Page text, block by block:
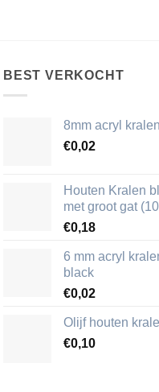
BEST VERKOCHT
8mm acryl
€0,02
Houten Kralen
met groot gat
€0,18
6 mm acryl
black
€0,02
Olijf houten
€0,10